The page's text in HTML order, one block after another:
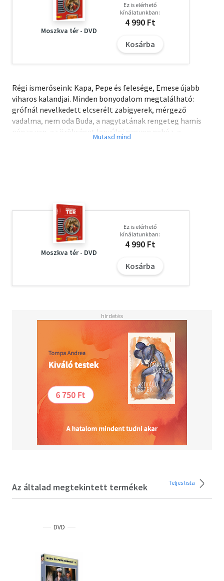
Moszkva tér - DVD
Ez is elérhető
kínálatunkban:
4 990 Ft
Kosárba
Régi ismerőseink: Kapa, Pepe és felesége, Emese újabb
viharos kalandjai. Minden bonyodalom megtalálható:
grófnál nevelkedett elcserélt zabigyerek, mérgező
vadalma, nem oda Buda, a nagytatának rengeteg hamis
pénze van, az örökséget lenyúlni nagyon nehéz, a
halottak énekszóra feltámadnak, a gazembert
Moszkva tér - DVD
Ez is elérhető
kínálatunkban:
4 990 Ft
Kosárba
Az általad megtekintett termékek Teljes lista
DVD